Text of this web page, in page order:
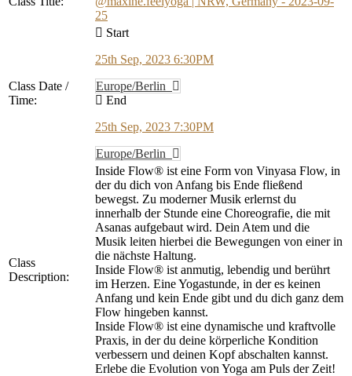
25
Class Date /
Time:
Start
25th Sep, 2023 6:30PM
Europe/Berlin
End
25th Sep, 2023 7:30PM
Europe/Berlin
Class
Description:
Inside Flow® ist eine Form von Vinyasa Flow, in
der du dich von Anfang bis Ende fließend
bewegst. Zu moderner Musik erlernst du
innerhalb der Stunde eine Choreografie, die mit
Asanas aufgebaut wird. Dein Atem und die
Musik leiten hierbei die Bewegungen von einer in
die nächste Haltung.
Inside Flow® ist anmutig, lebendig und berührt
im Herzen. Eine Yogastunde, in der es keinen
Anfang und kein Ende gibt und du dich ganz dem
Flow hingeben kannst.
Inside Flow® ist eine dynamische und kraftvolle
Praxis, in der du deine körperliche Kondition
verbessern und deinen Kopf abschalten kannst.
Erlebe die Evolution von Yoga am Puls der Zeit!